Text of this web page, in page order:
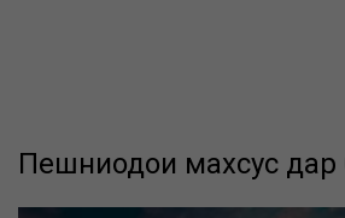
Пешниҳодҳои махсус